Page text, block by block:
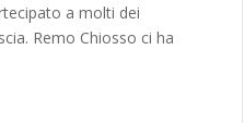
a molti dei
Remo Chiosso ci ha